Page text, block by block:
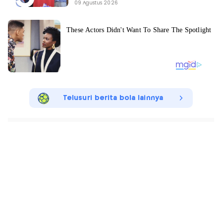
09 Agustus 2026
Telusuri berita bola lainnya